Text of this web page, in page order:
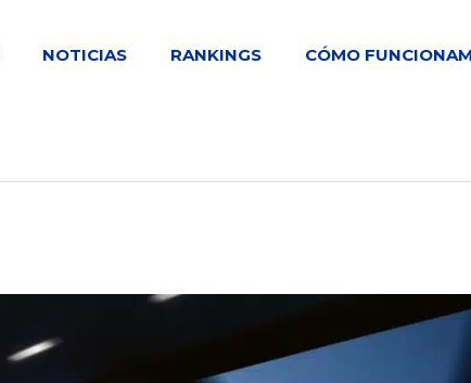
NOTICIAS RANKINGS CÓMO